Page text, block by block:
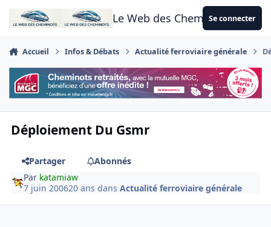
Aller au contenu
Le Web des CheminotsSe connecter
Accueil Infos & Débats Actualité ferroviaire générale
Déploiement Du Gsmr
Partager
Abonnés
Par katamiaw
7 juin 200620 ans dansActualité ferroviaire générale